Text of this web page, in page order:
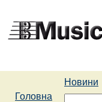
Новини
Головна